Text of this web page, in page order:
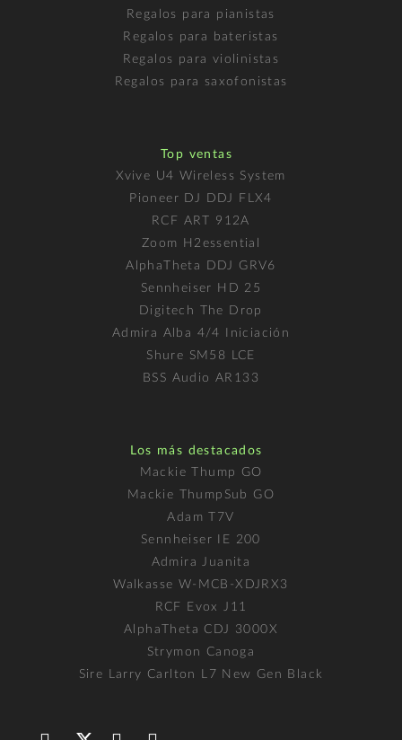
Regalos para pianistas
Regalos para bateristas
Regalos para violinistas
Regalos para saxofonistas
Top ventas
Xvive U4 Wireless System
Pioneer DJ DDJ FLX4
RCF ART 912A
Zoom H2essential
AlphaTheta DDJ GRV6
Sennheiser HD 25
Digitech The Drop
Admira Alba 4/4 Iniciación
Shure SM58 LCE
BSS Audio AR133
Los más destacados
Mackie Thump GO
Mackie ThumpSub GO
Adam T7V
Sennheiser IE 200
Admira Juanita
Walkasse W-MCB-XDJRX3
RCF Evox J11
AlphaTheta CDJ 3000X
Strymon Canoga
Sire Larry Carlton L7 New Gen Black